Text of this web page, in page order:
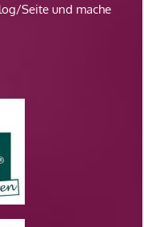
Seite und mache